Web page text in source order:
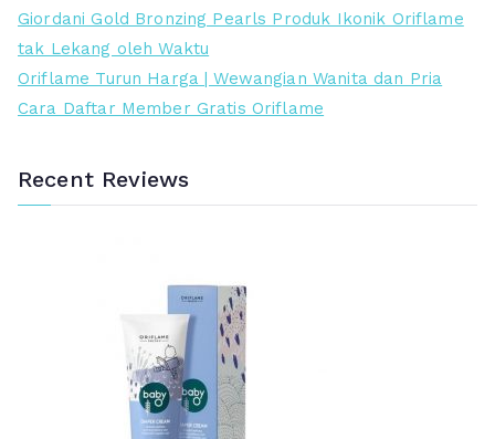
7
9
.
0
0
.
3
9
.
0
0
.
n
y
a
a
a
l
i
n
i
a
l
R
4
Giordani Gold Bronzing Pearls Produk Ikonik Oriflame
tak Lekang oleh Waktu
Oriflame Turun Harga | Wewangian Wanita dan Pria
Cara Daftar Member Gratis Oriflame
Recent Reviews